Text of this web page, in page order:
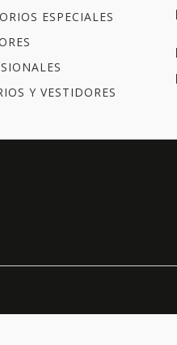
ESPECIALES
Y VESTIDORES